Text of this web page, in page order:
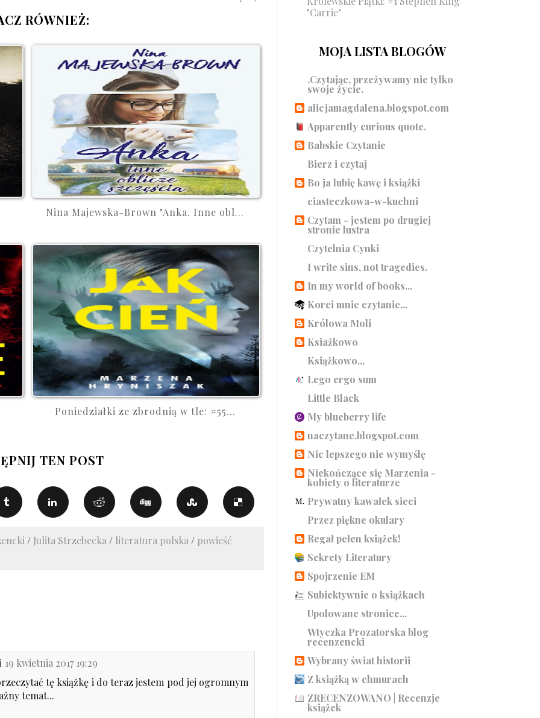
RÓWNIEŻ:
Nina Majewska-Brown "Anka. Inne obl...
Poniedziałki ze zbrodnią w tle: #55...
TEN POST
/ Julita Strzebecka / literatura polska / powieść
19 kwietnia 2017 19:29
tę książkę i do teraz jestem pod jej ogromnym
temat...
"Carrie"
MOJA LISTA BLOGÓW
.Czytając, przeżywamy nie tylko
swoje życie.
alicjamagdalena.blogspot.com
Apparently curious quote.
Babskie Czytanie
Bierz i czytaj
Bo ja lubię kawę i książki
ciasteczkowa-w-kuchni
Czytam - jestem po drugiej
stronie lustra
Czytelnia Cynki
I write sins, not tragedies.
In my world of books...
Korci mnie czytanie...
Królowa Moli
Ksiażkowo
Książkowo...
Lego ergo sum
Little Black
My blueberry life
naczytane.blogspot.com
Nic lepszego nie wymyślę
Niekończące się Marzenia -
kobiety o literaturze
Prywatny kawałek sieci
Przez piękne okulary
Regał pełen książek!
Sekrety Literatury
Spojrzenie EM
Subiektywnie o książkach
Upolowane stronice...
Wtyczka Prozatorska blog
recenzencki
Wybrany świat historii
Z książką w chmurach
ZRECENZOWANO | Recenzje
książek